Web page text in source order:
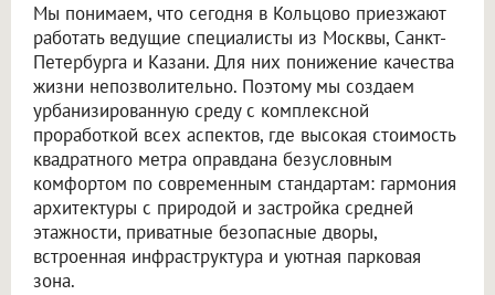
Мы понимаем, что сегодня в Кольцово приезжают
работать ведущие специалисты из Москвы, Санкт-
Петербурга и Казани. Для них понижение качества
жизни непозволительно. Поэтому мы создаем
урбанизированную среду с комплексной
проработкой всех аспектов, где высокая стоимость
квадратного метра оправдана безусловным
комфортом по современным стандартам: гармония
архитектуры с природой и застройка средней
этажности, приватные безопасные дворы,
встроенная инфраструктура и уютная парковая
зона.